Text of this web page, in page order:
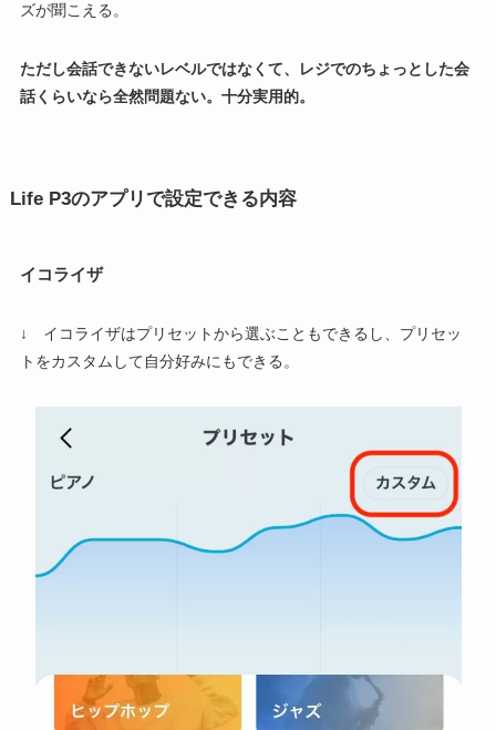
ズが聞こえる。
ただし会話できないレベルではなくて、レジでのちょっとした会
話くらいなら全然問題ない。十分実用的。
Life P3のアプリで設定できる内容
イコライザ
↓ イコライザはプリセットから選ぶこともできるし、プリセッ
トをカスタムして自分好みにもできる。